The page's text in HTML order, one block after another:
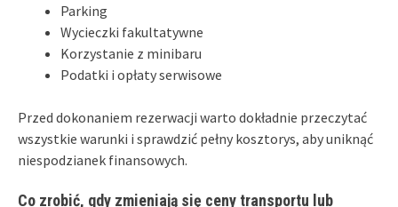
Parking
Wycieczki fakultatywne
Korzystanie z minibaru
Podatki i opłaty serwisowe
Przed dokonaniem rezerwacji warto dokładnie przeczytać
wszystkie warunki i sprawdzić pełny kosztorys, aby uniknąć
niespodzianek finansowych.
Co zrobić, gdy zmieniają się ceny transportu lub